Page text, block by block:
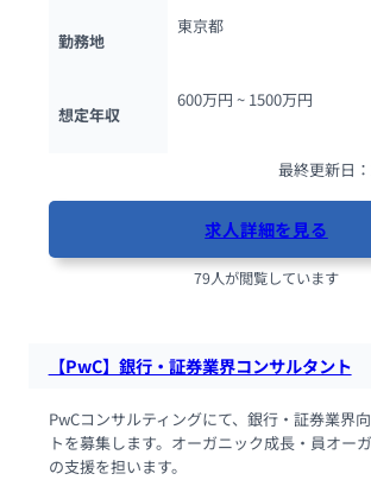
勤務地
東京都
想定年収
600万円 ~ 1500万円
最終更新日
求人詳細を見る
79人が閲覧しています
【PwC】銀行・証券業界コンサルタント
PwCコンサルティングにて、銀行・証券業界
トを募集します。オーガニック成長・員オー
の支援を担います。